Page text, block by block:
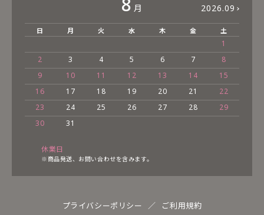
月 2026.09
日 月 火 水 木 金 土
1
2
3 4 5 6 7
8
9
10 11 12 13 14
15
16
17 18 19 20 21
22
23
24 25 26 27 28
29
30
31
休業日
※商品発送、お問い合わせを含みます。
プライバシーポリシー
ご利用規約